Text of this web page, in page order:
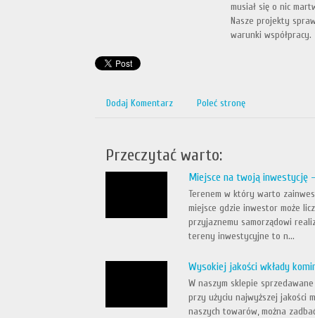
musiał się o nic
Nasze projekty
warunki współpracy.
Dodaj Komentarz Poleć stronę
Przeczytać warto:
Miejsce na twoją inwestycję -
Terenem w który warto
miejsce gdzie inwestor może
przyjaznemu samorządowi
tereny inwestycyjne to n...
Wysokiej jakości wkłady
W naszym sklepie
przy użyciu najwyższej jakości
naszych towarów, można